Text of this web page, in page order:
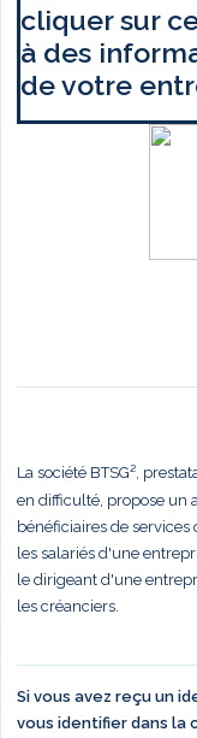
cliquer sur
à des
de votre
La société BTSG²,
en difficulté, propose un
bénéficiaires de services
les salariés d'une
le dirigeant d'une
les créanciers.
Si vous avez reçu un
vous identifier dans la